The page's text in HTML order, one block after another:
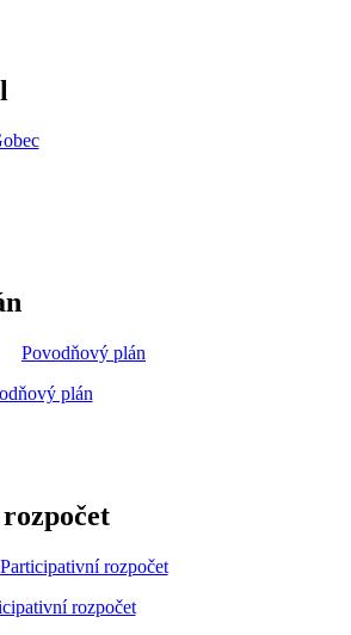
Povodňový plán
Participativní rozpočet